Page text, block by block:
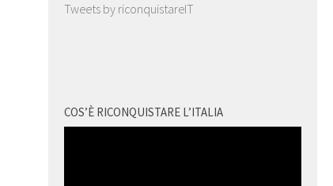
Tweets by riconquistareIT
COS’È RICONQUISTARE L’ITALIA